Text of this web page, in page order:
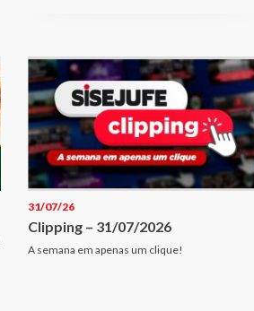
31/07/26
Clipping – 31/07/2026
A semana em apenas um clique!